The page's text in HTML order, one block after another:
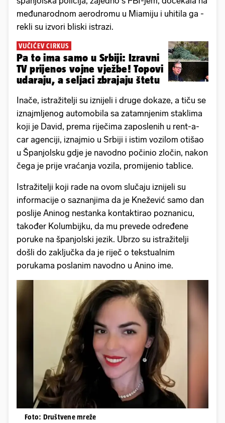
međunarodnom aerodromu u Miamiju i uhitila ga -
rekli su izvori bliski istrazi.
VUČIĆEV CIRKUS
Pa to ima samo u Srbiji: Izravni
TV prijenos vojne vježbe! Topovi
udaraju, a seljaci zbrajaju štetu
Inače, istražitelji su iznijeli i druge dokaze, a tiču se
iznajmljenog automobila sa zatamnjenim staklima
koji je David, prema riječima zaposlenih u rent-a-
car agenciji, iznajmio u Srbiji i istim vozilom otišao
u Španjolsku gdje je navodno počinio zločin, nakon
čega je prije vraćanja vozila, promijenio tablice.
Istražitelji koji rade na ovom slučaju iznijeli su
informacije o saznanjima da je Knežević samo dan
poslije Aninog nestanka kontaktirao poznanicu,
također Kolumbijku, da mu prevede određene
poruke na španjolski jezik. Ubrzo su istražitelji
došli do zaključka da je riječ o tekstualnim
porukama poslanim navodno u Anino ime.
Foto: Društvene mreže